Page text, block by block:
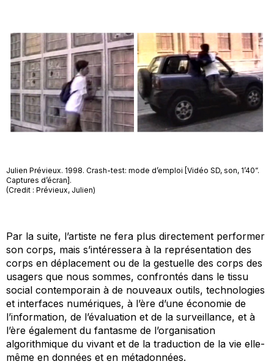
Julien Prévieux. 1998. Crash-test: mode d’emploi [Vidéo SD, son, 1’40”.
Captures d’écran].
(Credit : Prévieux, Julien)
Par la suite, l’artiste ne fera plus directement performer
son corps, mais s’intéressera à la représentation des
corps en déplacement ou de la gestuelle des corps des
usagers que nous sommes, confrontés dans le tissu
social contemporain à de nouveaux outils, technologies
et interfaces numériques, à l’ère d’une économie de
l’information, de l’évaluation et de la surveillance, et à
l’ère également du fantasme de l’organisation
algorithmique du vivant et de la traduction de la vie elle-
même en données et en métadonnées.